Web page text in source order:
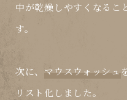
中が乾燥しやすくなるこ
す。
次に、 マウスウォッシュ
リスト化しました。